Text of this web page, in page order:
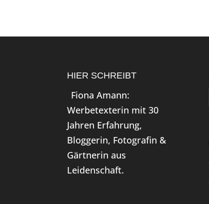
HIER SCHREIBT
Fiona Amann:
Werbetexterin mit 30
Jahren Erfahrung,
Bloggerin, Fotografin &
Gärtnerin aus
Leidenschaft.